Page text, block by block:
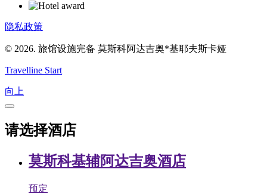
隐私政策
© 2026. 旅馆设施完备 莫斯科阿达吉奥*基耶夫斯卡娅
Travelline Start
向上
请选择酒店
莫斯科基辅阿达吉奥酒店
预定